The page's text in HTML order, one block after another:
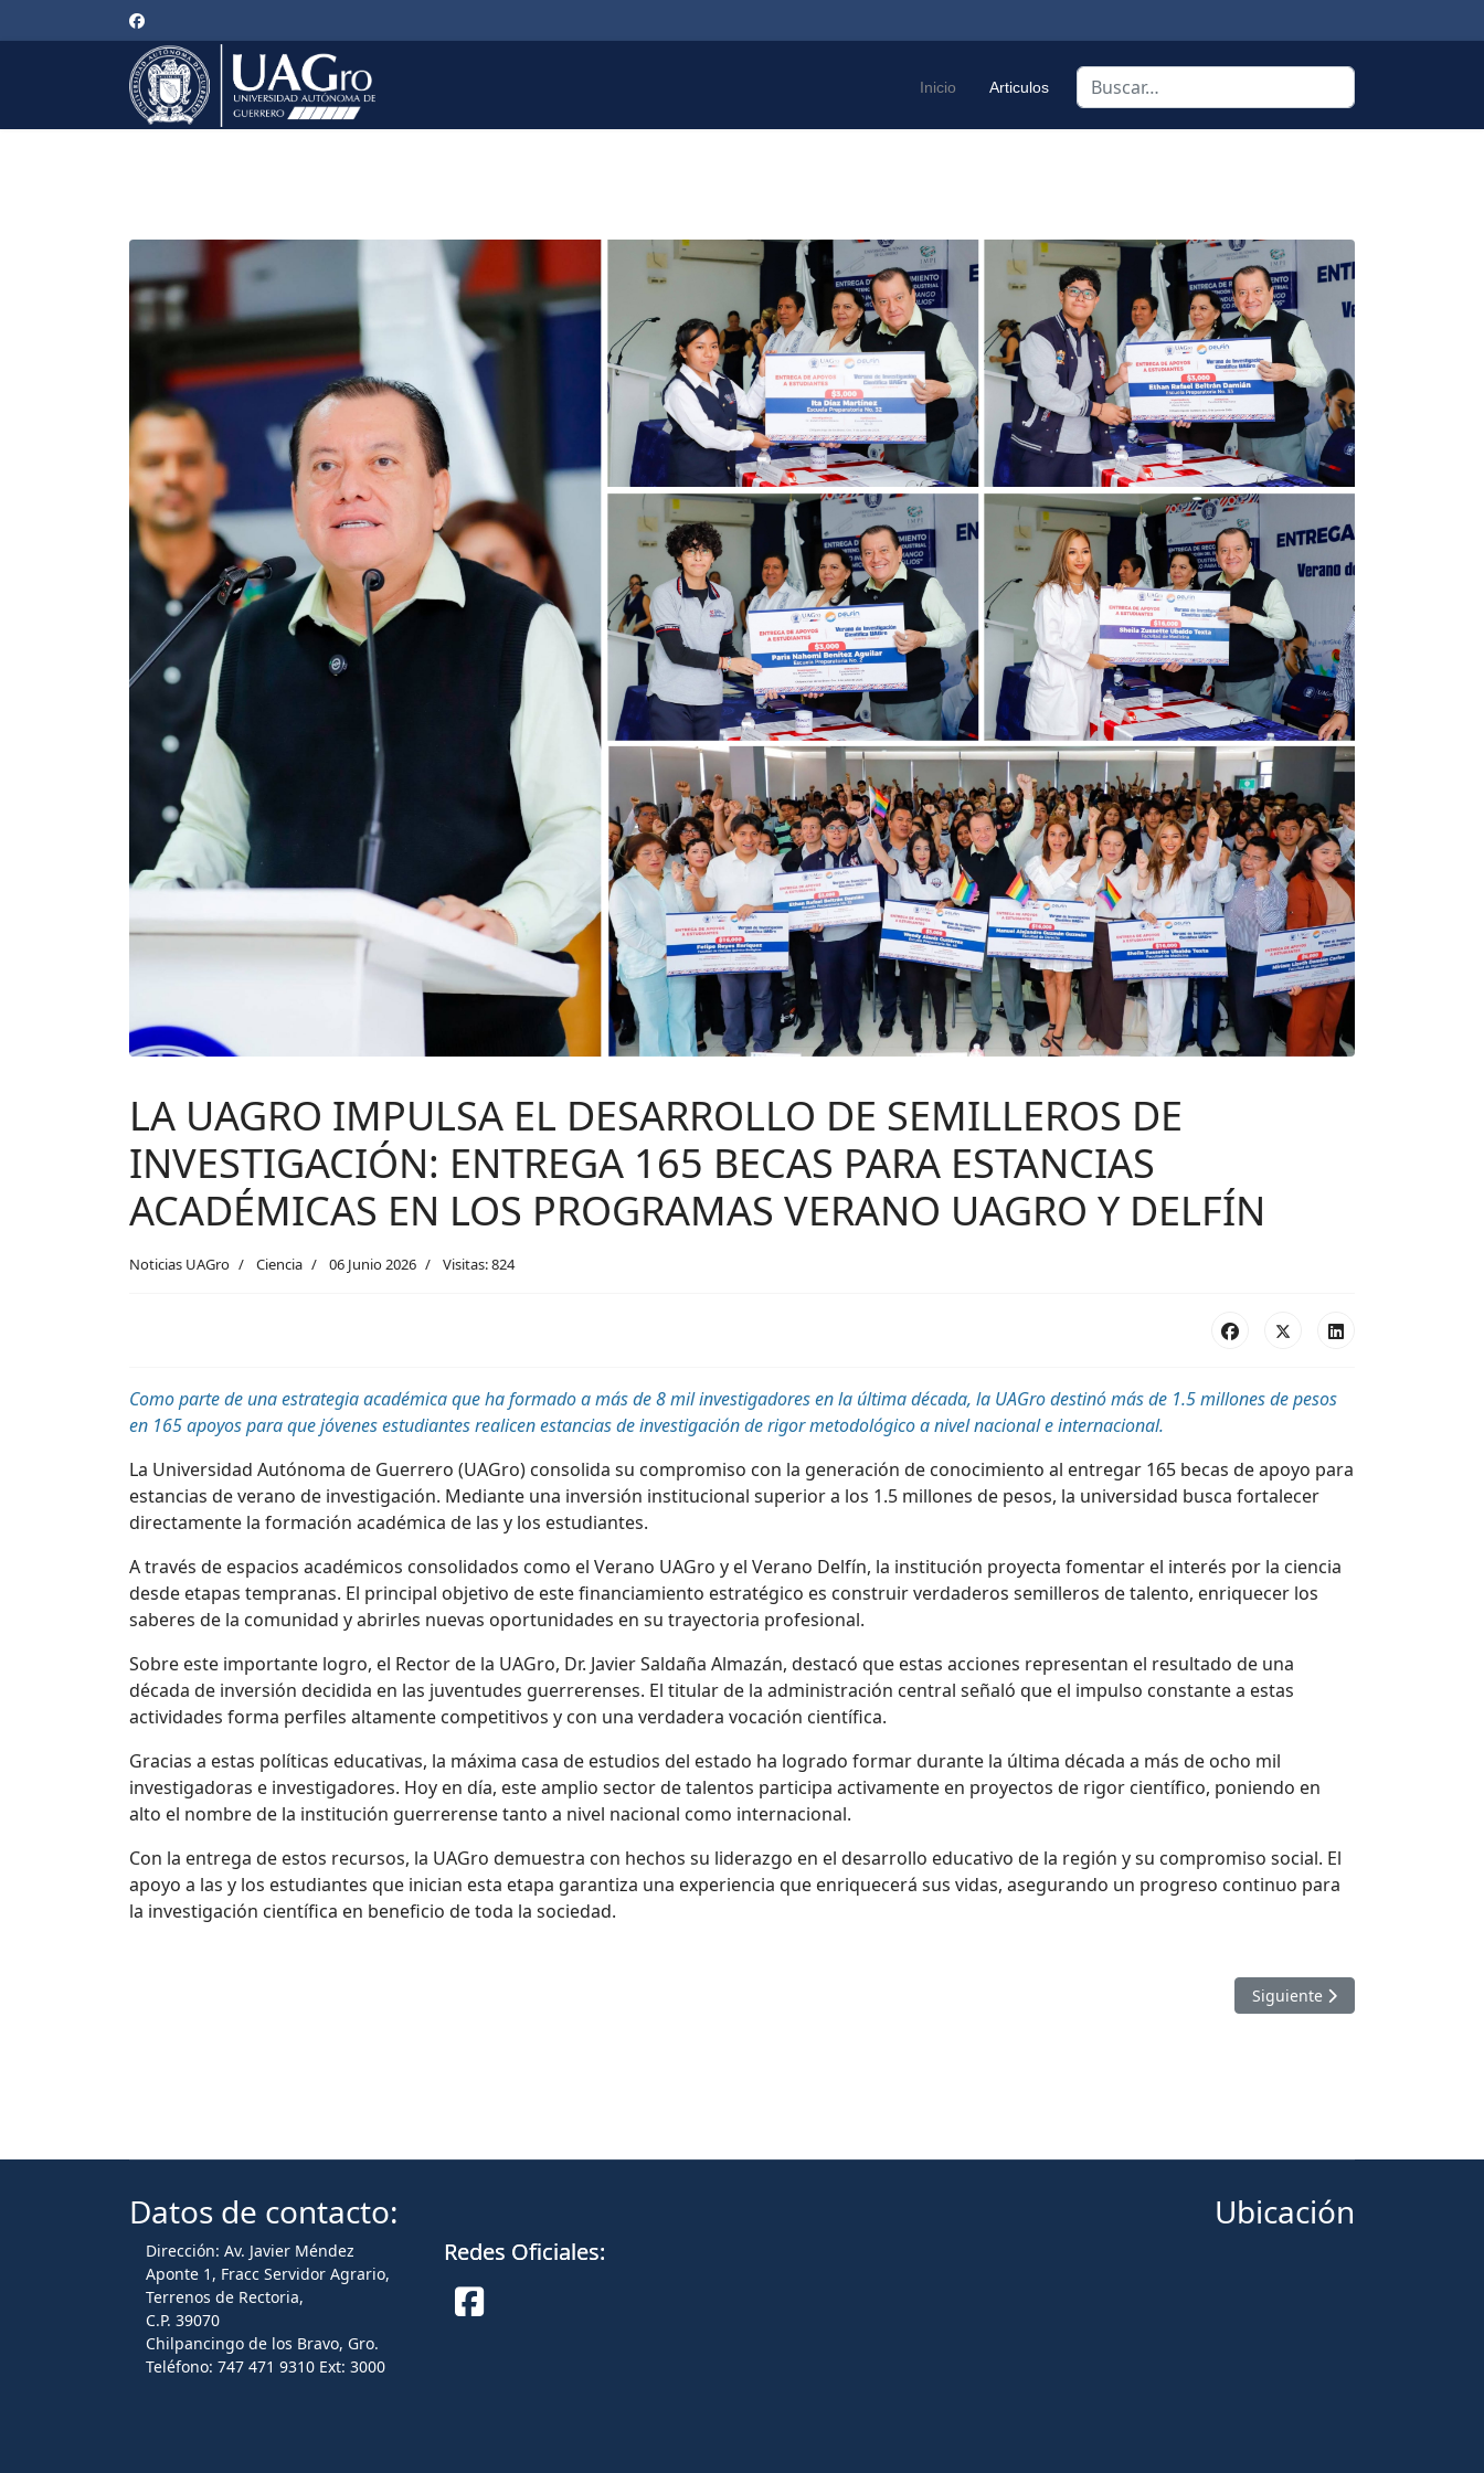
Inicio Articulos Buscar
LA UAGRO IMPULSA EL DESARROLLO DE SEMILLEROS DE
INVESTIGACIÓN: ENTREGA 165 BECAS PARA ESTANCIAS
ACADÉMICAS EN LOS PROGRAMAS VERANO UAGRO Y DELFÍN
Noticias UAGro Ciencia 06 Junio 2026 Visitas: 824
Como parte de una estrategia académica que ha formado a más de 8 mil investigadores en la última década, la UAGro destinó más de 1.5 millones de pesos
en 165 apoyos para que jóvenes estudiantes realicen estancias de investigación de rigor metodológico a nivel nacional e internacional.
La Universidad Autónoma de Guerrero (UAGro) consolida su compromiso con la generación de conocimiento al entregar 165 becas de apoyo para
estancias de verano de investigación. Mediante una inversión institucional superior a los 1.5 millones de pesos, la universidad busca fortalecer
directamente la formación académica de las y los estudiantes.
A través de espacios académicos consolidados como el Verano UAGro y el Verano Delfín, la institución proyecta fomentar el interés por la ciencia
desde etapas tempranas. El principal objetivo de este financiamiento estratégico es construir verdaderos semilleros de talento, enriquecer los
saberes de la comunidad y abrirles nuevas oportunidades en su trayectoria profesional.
Sobre este importante logro, el Rector de la UAGro, Dr. Javier Saldaña Almazán, destacó que estas acciones representan el resultado de una
década de inversión decidida en las juventudes guerrerenses. El titular de la administración central señaló que el impulso constante a estas
actividades forma perfiles altamente competitivos y con una verdadera vocación científica.
Gracias a estas políticas educativas, la máxima casa de estudios del estado ha logrado formar durante la última década a más de ocho mil
investigadoras e investigadores. Hoy en día, este amplio sector de talentos participa activamente en proyectos de rigor científico, poniendo en
alto el nombre de la institución guerrerensetanto a nivel nacional como internacional.
Con la entrega de estos recursos, la UAGro demuestra con hechos su liderazgo en el desarrollo educativo de la región y su compromiso social. El
apoyo a las y los estudiantes que inician esta etapa garantiza una experiencia que enriquecerá sus vidas, asegurando un progreso continuo para
la investigación científica en beneficio de toda la sociedad.
Artículo siguiente: LA UAGRO
Siguiente
Datos de contacto:
Dirección: Av. Javier Méndez
Aponte 1, Fracc Servidor Agrario,
Terrenos de Rectoria,
C.P. 39070
Chilpancingo de los Bravo, Gro.
Teléfono: 747 471 9310 Ext: 3000
Redes Oficiales:
Ubicación